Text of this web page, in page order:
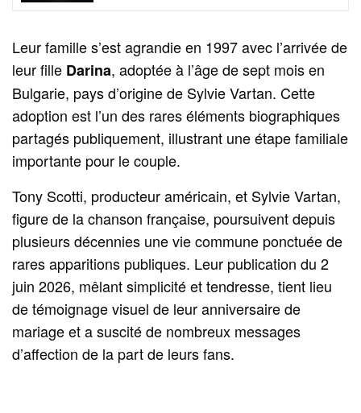
Leur famille s’est agrandie en 1997 avec l’arrivée de
leur fille Darina, adoptée à l’âge de sept mois en
Bulgarie, pays d’origine de Sylvie Vartan. Cette
adoption est l’un des rares éléments biographiques
partagés publiquement, illustrant une étape familiale
importante pour le couple.
Tony Scotti, producteur américain, et Sylvie Vartan,
figure de la chanson française, poursuivent depuis
plusieurs décennies une vie commune ponctuée de
rares apparitions publiques. Leur publication du 2
juin 2026, mêlant simplicité et tendresse, tient lieu
de témoignage visuel de leur anniversaire de
mariage et a suscité de nombreux messages
d’affection de la part de leurs fans.